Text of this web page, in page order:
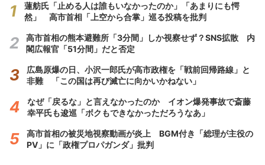
蓮舫氏「止める人は誰もいなかったのか」「あまりにも愕
然」 高市首相「上空から合掌」巡る投稿を批判
高市首相の熊本避難所「3分間」しか視察せず？SNS拡散 内
閣広報官「51分間」だと否定
広島原爆の日、小沢一郎氏が高市政権を「戦前回帰路線」と
非難 「この国は再び滅亡に向かいかねない」
なぜ「戻るな」と言えなかったのか イオン爆発事故で斎藤
幸平氏も逡巡「ボクもできなかっただろうなあ」
高市首相の被災地視察動画が炎上 BGM付き「総理が主役の
PV」に「政権プロパガンダ」批判